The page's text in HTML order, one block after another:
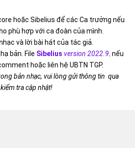
hoặc Sibelius để các Ca trưởng nếu
phù hợp với ca đoàn của mình.
và lời bài hát của tác giả.
bản. File Sibelius version 2022.9, nếu
hoặc liên hệ UBTN TGP.
bản nhạc, vui lòng gửi thông tin qua
tra cập nhật!